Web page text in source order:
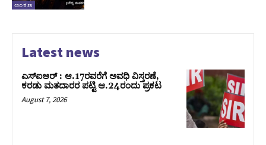
ಅಂಕಣ
Latest news
ಎಸ್‌ಐಆರ್‌ : ಆ.17ರವರೆಗೆ ಅವಧಿ ವಿಸ್ತರಣೆ,
ಕರಡು ಮತದಾರರ ಪಟ್ಟಿ ಆ.24ರಂದು ಪ್ರಕಟ
August 7, 2026